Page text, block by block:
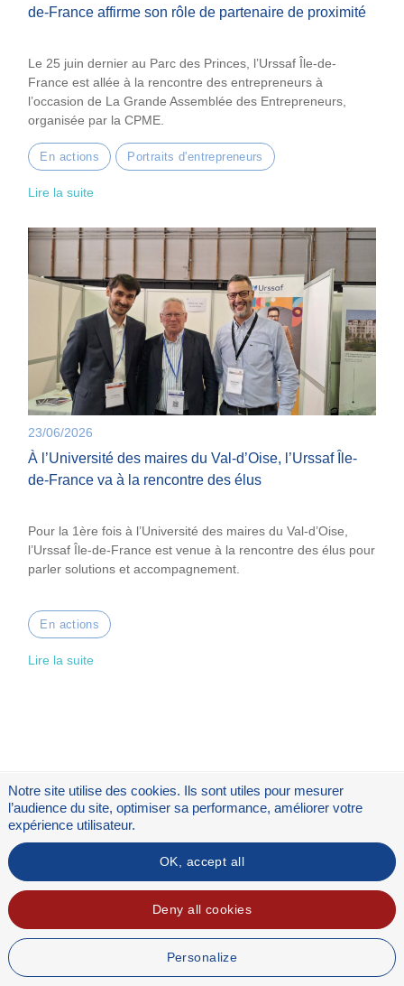
de-France affirme son rôle de partenaire de proximité
Le 25 juin dernier au Parc des Princes, l’Urssaf Île-de-
France est allée à la rencontre des entrepreneurs à
l’occasion de La Grande Assemblée des Entrepreneurs,
organisée par la CPME.
En actions Portraits d'entrepreneurs
Lire la suite
23/06/2026
À l’Université des maires du Val-d’Oise, l’Urssaf Île-
de-France va à la rencontre des élus
Pour la 1ère fois à l’Université des maires du Val-d’Oise,
l’Urssaf Île-de-France est venue à la rencontre des élus pour
parler solutions et accompagnement.
En actions
Lire la suite
Flux RSS
Notre site utilise des cookies. Ils sont utiles pour mesurer
l’audience du site, optimiser sa performance, améliorer votre
expérience utilisateur.
OK, accept all
Deny all cookies
Personalize